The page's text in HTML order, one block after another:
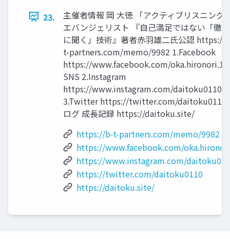
23.
主催者情報 岡 大徳 「アクティブリスニング
エバンジェリスト 『自己満足ではない「徹
に聞く」技術』著者赤羽雄二氏公認 https://
t-partners.com/memo/9982 1.Facebook
https://www.facebook.com/oka.hironori.1
SNS 2.Instagram
https://www.instagram.com/daitoku0110/
3.Twitter https://twitter.com/daitoku0110
ログ 成長記録 https://daitoku.site/
https://b-t-partners.com/memo/9982
https://www.facebook.com/
https://www.instagram.com/
https://twitter.com/daitoku0110
https://daitoku.site/